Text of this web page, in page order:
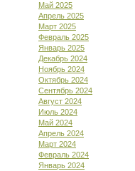
Май 2025
Апрель 2025
Март 2025
Февраль 2025
Январь 2025
Декабрь 2024
Ноябрь 2024
Октябрь 2024
Сентябрь 2024
Август 2024
Июль 2024
Май 2024
Апрель 2024
Март 2024
Февраль 2024
Январь 2024